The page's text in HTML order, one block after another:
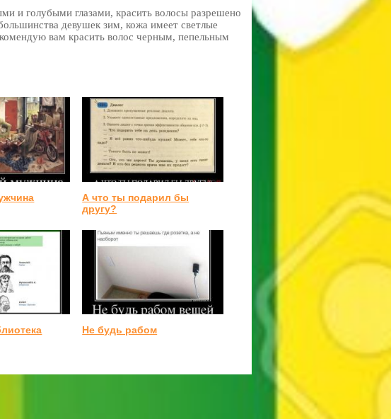
и голубыми глазами, красить волосы разрешено
девушек зим, кожа имеет светлые
вам красить волос черным, пепельным
А что ты подарил бы
другу?
Не будь рабом